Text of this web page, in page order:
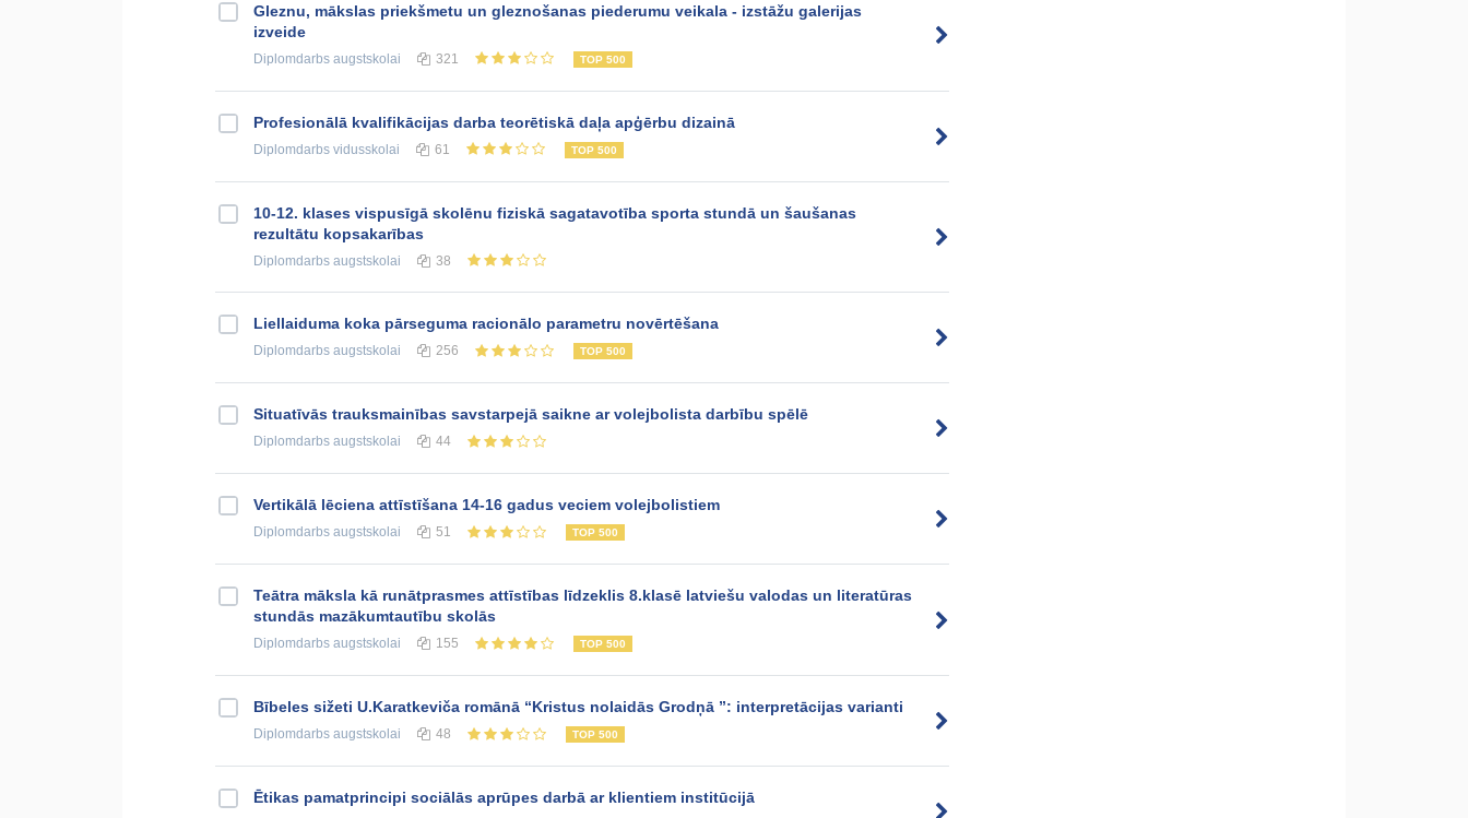
Gleznu, mākslas priekšmetu un gleznošanas piederumu veikala - izstāžu galerijas
izveide
Diplomdarbs augstskolai 321 TOP 500
Profesionālā kvalifikācijas darba teorētiskā daļa apģērbu dizainā
Diplomdarbs vidusskolai 61 TOP 500
10-12. klases vispusīgā skolēnu fiziskā sagatavotība sporta stundā un šaušanas
rezultātu kopsakarības
Diplomdarbs augstskolai 38
Liellaiduma koka pārseguma racionālo parametru novērtēšana
Diplomdarbs augstskolai 256 TOP 500
Situatīvās trauksmainības savstarpejā saikne ar volejbolista darbību spēlē
Diplomdarbs augstskolai 44
Vertikālā lēciena attīstīšana 14-16 gadus veciem volejbolistiem
Diplomdarbs augstskolai 51 TOP 500
Teātra māksla kā runātprasmes attīstības līdzeklis 8.klasē latviešu valodas un literatūras
stundās mazākumtautību skolās
Diplomdarbs augstskolai 155 TOP 500
Bībeles sižeti U.Karatkeviča romānā “Kristus nolaidās Grodņā ”: interpretācijas varianti
Diplomdarbs augstskolai 48 TOP 500
Ētikas pamatprincipi sociālās aprūpes darbā ar klientiem institūcijā